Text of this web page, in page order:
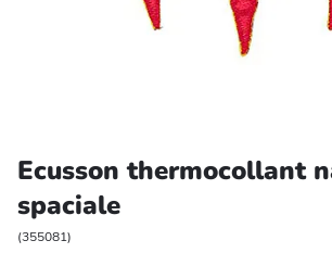
Entretien et rangement
Bricolage et auto
Jardin et plein air
Ecusson thermocollant
spaciale
(355081)